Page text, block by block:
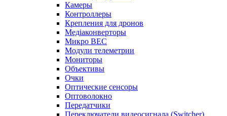
Камеры
Контроллеры
Крепления для дронов
Медіаконверторы
Микро BEC
Модули телеметрии
Мониторы
Объективы
Очки
Оптические сенсоры
Оптоволокно
Передатчики
Переключатели видеосигнала (Switcher)